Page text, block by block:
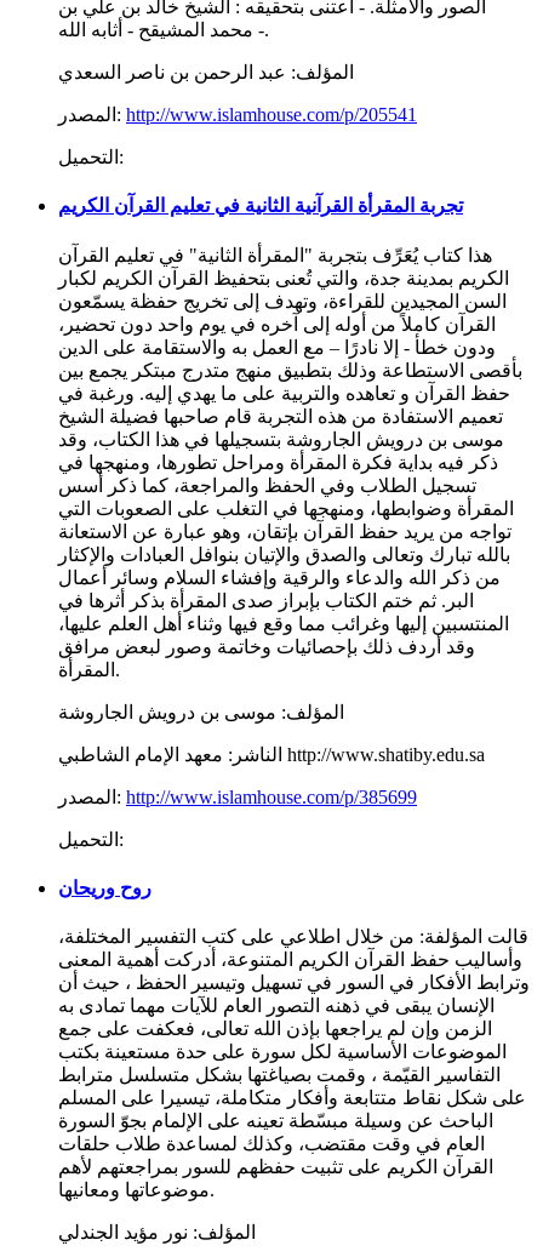
الصور والأمثلة. - اعتنى بتحقيقه : الشيخ خالد بن علي بن
محمد المشيقح - أثابه الله -.
المؤلف: عبد الرحمن بن ناصر السعدي
المصدر: http://www.islamhouse.com/p/205541
التحميل:
تجربة المقرأة القرآنية الثانية في تعليم القرآن الكريم
هذا كتاب يُعَرِّف بتجربة "المقرأة الثانية" في تعليم القرآن
الكريم بمدينة جدة، والتي تُعنى بتحفيظ القرآن الكريم لكبار
السن المجيدين للقراءة، وتهدف إلى تخريج حفظة يسمّعون
القرآن كاملاً من أوله إلى آخره في يوم واحد دون تحضير،
ودون خطأ - إلا نادرًا – مع العمل به والاستقامة على الدين
بأقصى الاستطاعة وذلك بتطبيق منهج متدرج مبتكر يجمع بين
حفظ القرآن و تعاهده والتربية على ما يهدي إليه. ورغبة في
تعميم الاستفادة من هذه التجربة قام صاحبها فضيلة الشيخ
موسى بن درويش الجاروشة بتسجيلها في هذا الكتاب، وقد
ذكر فيه بداية فكرة المقرأة ومراحل تطورها، ومنهجها في
تسجيل الطلاب وفي الحفظ والمراجعة، كما ذكر أسس
المقرأة وضوابطها، ومنهجها في التغلب على الصعوبات التي
تواجه من يريد حفظ القرآن بإتقان، وهو عبارة عن الاستعانة
بالله تبارك وتعالى والصدق والإتيان بنوافل العبادات والإكثار
من ذكر الله والدعاء والرقية وإفشاء السلام وسائر أعمال
البر. ثم ختم الكتاب بإبراز صدى المقرأة بذكر أثرها في
المنتسبين إليها وغرائب مما وقع فيها وثناء أهل العلم عليها،
وقد أردف ذلك بإحصائيات وخاتمة وصور لبعض مرافق
المقرأة.
المؤلف: موسى بن درويش الجاروشة
الناشر: معهد الإمام الشاطبي http://www.shatiby.edu.sa
المصدر: http://www.islamhouse.com/p/385699
التحميل:
روح وريحان
قالت المؤلفة: من خلال اطلاعي على كتب التفسير المختلفة،
وأساليب حفظ القرآن الكريم المتنوعة، أدركت أهمية المعنى
وترابط الأفكار في السور في تسهيل وتيسير الحفظ ، حيث أن
الإنسان يبقى في ذهنه التصور العام للآيات مهما تمادى به
الزمن وإن لم يراجعها بإذن الله تعالى، فعكفت على جمع
الموضوعات الأساسية لكل سورة على حدة مستعينة بكتب
التفاسير القيّمة ، وقمت بصياغتها بشكل متسلسل مترابط
على شكل نقاط متتابعة وأفكار متكاملة، تيسيرا على المسلم
الباحث عن وسيلة مبسّطة تعينه على الإلمام بجوّ السورة
العام في وقت مقتضب، وكذلك لمساعدة طلاب حلقات
القرآن الكريم على تثبيت حفظهم للسور بمراجعتهم لأهم
موضوعاتها ومعانيها.
المؤلف: نور مؤيد الجندلي